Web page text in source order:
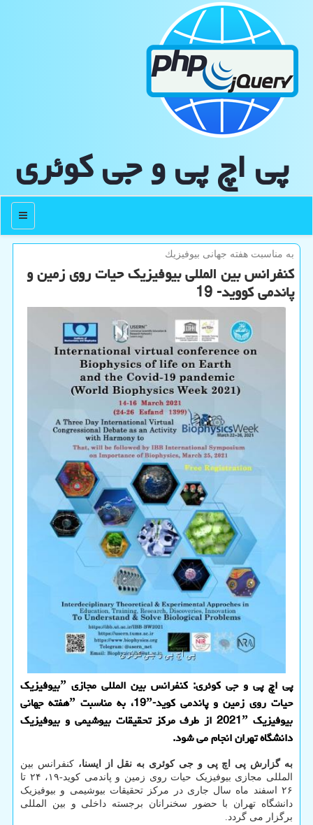
پی اچ پی و جی كوئری
منو
به مناسبت هفته جهانی بیوفیزیك
كنفرانس بین المللی بیوفیزیك حیات روی زمین و
پاندمی كووید- 19
پی اچ پی و جی کوئری: کنفرانس بین المللی مجازی ˮبیوفیزیک
حیات روی زمین و پاندمی کوید-19ˮ، به مناسبت ˮهفته جهانی
بیوفیزیک 2021ˮ از طرف مرکز تحقیقات بیوشیمی و بیوفیزیک
دانشگاه تهران انجام می شود.
به گزارش پی اچ پی و جی کوئری به نقل از ایسنا،کنفرانس بین
المللی مجازی بیوفیزیک حیات روی زمین و پاندمی کوید-۱۹، ۲۴ تا
۲۶ اسفند ماه سال جاری در مرکز تحقیقات بیوشیمی و بیوفیزیک
دانشگاه تهران با حضور سخنرانان برجسته داخلی و بین المللی
برگزار می گردد.